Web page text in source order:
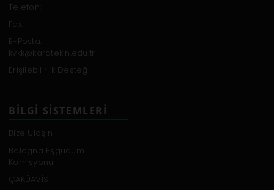
Telefon: -
Fax: -
E-Posta:
kvkk@karatekin.edu.tr
Erişilebilirlik Desteği
BILGI SISTEMLERI
Bize Ulaşın
Bologna Eşgüdüm
Komisyonu
ÇAKÜAVİS